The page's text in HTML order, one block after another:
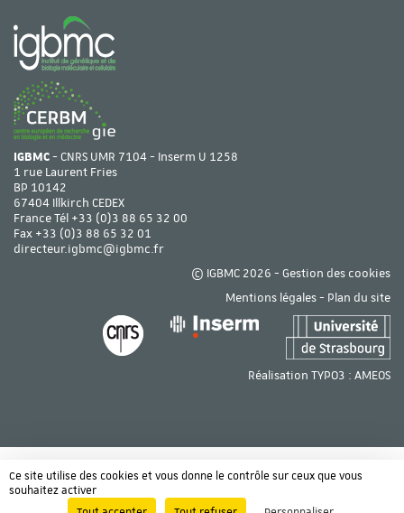
IGBMC- CNRS UMR 7104 - Inserm U 1258
1 rue Laurent Fries
BP 10142
67404 Illkirch CEDEX
France Tél +33 (0)3 88 65 32 00
Fax +33 (0)3 88 65 32 01
directeur.igbmc@igbmc.fr
© IGBMC 2026 - Gestion des cookies
Mentions légales- Plan du site
Réalisation TYPO3 : AMEOS
Ce site utilise des cookies et vous donne le contrôle sur ceux que vous
souhaitez activer